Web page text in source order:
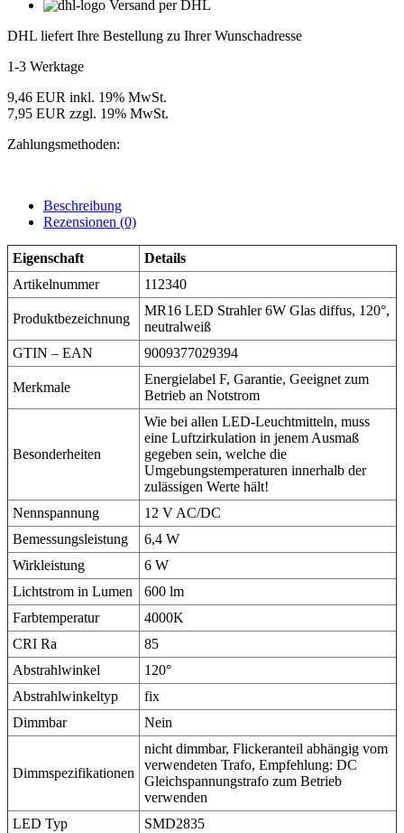
Versand per DHL
DHL liefert Ihre Bestellung zu Ihrer Wunschadresse
1-3 Werktage
9,46 EUR inkl. 19% MwSt.
7,95 EUR zzgl. 19% MwSt.
Zahlungsmethoden:
Beschreibung
Rezensionen (0)
Eigenschaft
Details
Artikelnummer
112340
Produktbezeichnung
MR16 LED Strahler 6W Glas diffus, 120°,
neutralweiß
GTIN – EAN
9009377029394
Merkmale
Energielabel F, Garantie, Geeignet zum
Betrieb an Notstrom
Besonderheiten
Wie bei allen LED-Leuchtmitteln, muss
eine Luftzirkulation in jenem Ausmaß
gegeben sein, welche die
Umgebungstemperaturen innerhalb der
zulässigen Werte hält!
Nennspannung
12 V AC/DC
Bemessungsleistung
6,4 W
Wirkleistung
6 W
Lichtstrom in Lumen
600 lm
Farbtemperatur
4000K
CRI Ra
85
Abstrahlwinkel
120°
Abstrahlwinkeltyp
fix
Dimmbar
Nein
Dimmspezifikationen
nicht dimmbar, Flickeranteil abhängig vom
verwendeten Trafo, Empfehlung: DC
Gleichspannungstrafo zum Betrieb
verwenden
LED Typ
SMD2835